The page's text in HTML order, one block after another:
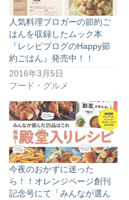
人気料理ブロガーの節約ご
はんを収録したムック本
『レシピブログのHappy節
約ごはん』発売中！！
2016年3月5日
フード・グルメ
今夜のおかずに迷った
ら！！オレンジページ創刊
記念号にて「みんなが選ん